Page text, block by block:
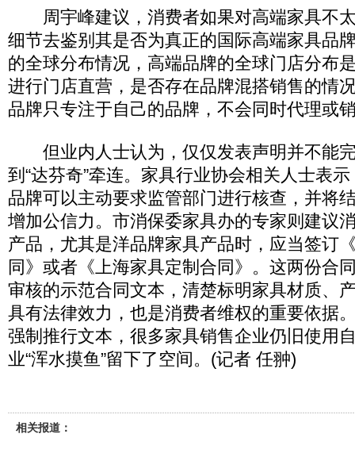
周宇峰建议，消费者如果对高端家具不
细节去鉴别其是否为真正的国际高端家具品
的全球分布情况，高端品牌的全球门店分布
进行门店直营，是否存在品牌混搭销售的情
品牌只专注于自己的品牌，不会同时代理或
但业内人士认为，仅仅发表声明并不能
到“达芬奇”牵连。家具行业协会相关人士表
品牌可以主动要求监管部门进行核查，并将
增加公信力。市消保委家具办的专家则建议
产品，尤其是洋品牌家具产品时，应当签订
同》或者《上海家具定制合同》。这两份合
审核的示范合同文本，清楚标明家具材质、
具有法律效力，也是消费者维权的重要依据
强制推行文本，很多家具销售企业仍旧使用
业“浑水摸鱼”留下了空间。(记者 任翀)
相关报道：